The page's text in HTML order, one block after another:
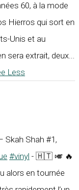
60, à la mode
Hierros qui sort en
Unis et au
sera extrait, deux...
Less
Skah Shah #1,
#vinyl - 🇭🇹 🎺 🔥
alors en tournée